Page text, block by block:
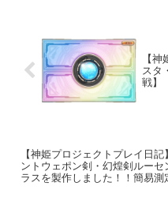
【
スタ
戦】
【神姫プロジェクトプレイ日記
ントウェポン剣・幻煌剣ルーセ
ラスを製作しました！！簡易測